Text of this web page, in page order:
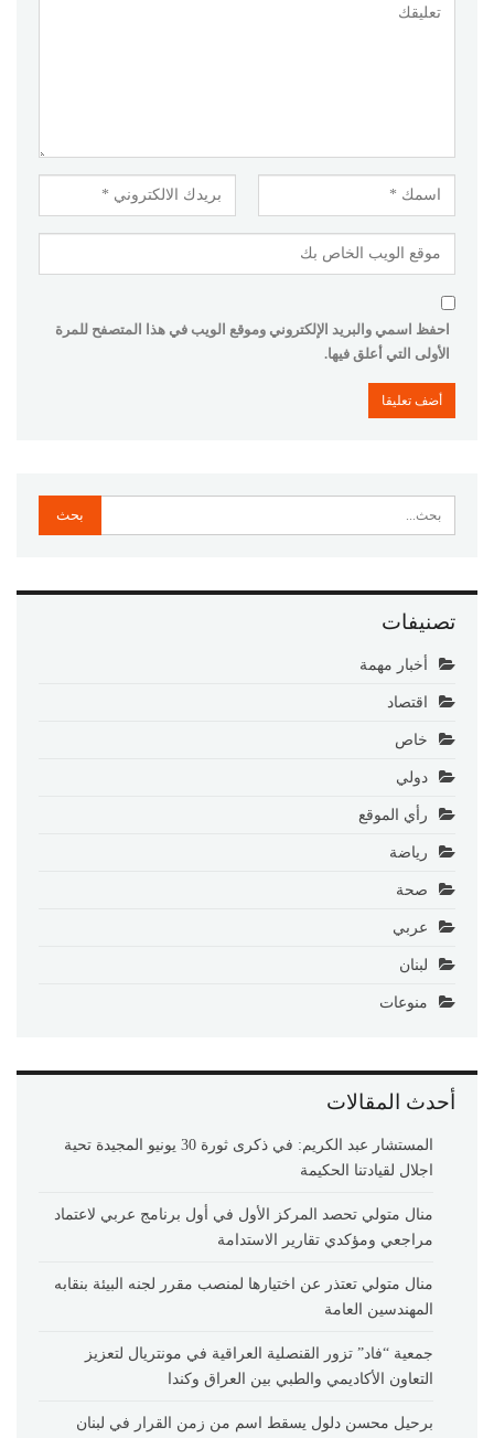
احفظ اسمي والبريد الإلكتروني وموقع الويب في هذا المتصفح للمرة
الأولى التي أعلق فيها.
تصنيفات
أخبار مهمة
اقتصاد
خاص
دولي
رأي الموقع
رياضة
صحة
عربي
لبنان
منوعات
أحدث المقالات
المستشار عبد الكريم: في ذكرى ثورة 30 يونيو المجيدة تحية
اجلال لقيادتنا الحكيمة
منال متولي تحصد المركز الأول في أول برنامج عربي لاعتماد
مراجعي ومؤكدي تقارير الاستدامة
منال متولي تعتذر عن اختيارها لمنصب مقرر لجنه البيئة بنقابه
المهندسين العامة
جمعية “فاد” تزور القنصلية العراقية في مونتريال لتعزيز
التعاون الأكاديمي والطبي بين العراق وكندا
برحيل محسن دلول يسقط اسم من زمن القرار في لبنان